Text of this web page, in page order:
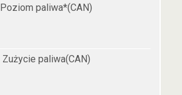
Poziom paliwa*(CAN)
Zużycie paliwa(CAN)